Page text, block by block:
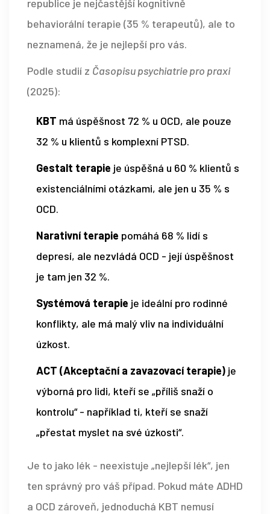
republice je nejčastější kognitivně
behaviorální terapie (35 % terapeutů), ale to
neznamená, že je nejlepší pro vás.
Podle studií z Časopisu psychiatrie pro praxi
(2025):
KBT má úspěšnost 72 % u OCD, ale pouze
32 % u klientů s komplexní PTSD.
Gestalt terapie je úspěšná u 60 % klientů s
existenciálními otázkami, ale jen u 35 % s
OCD.
Narativní terapie pomáhá 68 % lidí s
depresí, ale nezvládá OCD - její úspěšnost
je tam jen 32 %.
Systémová terapie je ideální pro rodinné
konflikty, ale má malý vliv na individuální
úzkost.
ACT (Akceptační a zavazovací terapie) je
výborná pro lidi, kteří se „příliš snaží o
kontrolu“ - například ti, kteří se snaží
„přestat myslet na své úzkosti“.
Je to jako lék - neexistuje „nejlepší lék“, jen
ten správný pro váš případ. Pokud máte ADHD
a OCD zároveň, jednoduchá KBT nemusí